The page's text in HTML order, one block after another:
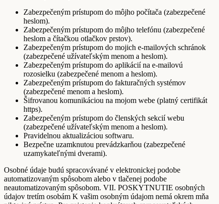
Zabezpečeným prístupom do môjho počítača (zabezpečené
heslom).
Zabezpečeným prístupom do môjho telefónu (zabezpečené
heslom a čítačkou otlačkov prstov).
Zabezpečeným prístupom do mojich e-mailových schránok
(zabezpečené užívateľským menom a heslom).
Zabezpečeným prístupom do aplikácií na e-mailovú
rozosielku (zabezpečené menom a heslom).
Zabezpečeným prístupom do fakturačných systémov
(zabezpečené menom a heslom).
Šifrovanou komunikáciou na mojom webe (platný certifikát
https).
Zabezpečeným prístupom do členských sekcií webu
(zabezpečené užívateľským menom a heslom).
Pravidelnou aktualizáciou softwaru.
Bezpečne uzamknutou prevádzkarňou (zabezpečené
uzamykateľnými dverami).
Osobné údaje budú spracovávané v elektronickej podobe
automatizovaným spôsobom alebo v tlačenej podobe
neautomatizovaným spôsobom. VII. POSKYTNUTIE osobných
údajov tretím osobám K vašim osobným údajom nemá okrem mňa